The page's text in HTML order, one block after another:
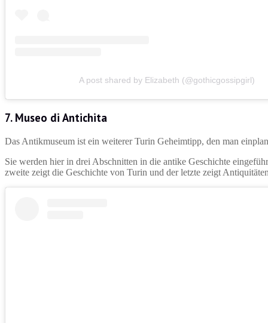
A post shared by Elizabeth (@gothicgossipgirl)
7. Museo di Antichita
Das Antikmuseum ist ein weiterer Turin Geheimtipp, den man
Sie werden hier in drei Abschnitten in die antike Geschichte
zweite zeigt die Geschichte von Turin und der letzte zeigt